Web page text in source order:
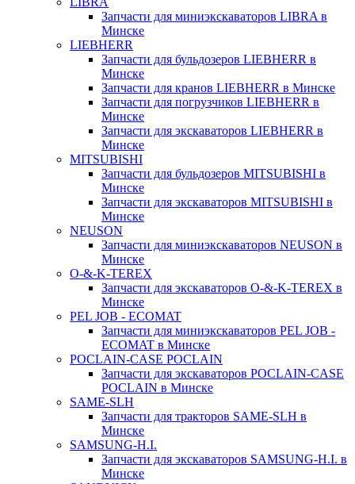
Запчасти для миниэкскаваторов LIBRA в
Минске
LIEBHERR
Запчасти для бульдозеров LIEBHERR в
Минске
Запчасти для кранов LIEBHERR в Минске
Запчасти для погрузчиков LIEBHERR в
Минске
Запчасти для экскаваторов LIEBHERR в
Минске
MITSUBISHI
Запчасти для бульдозеров MITSUBISHI в
Минске
Запчасти для экскаваторов MITSUBISHI в
Минске
NEUSON
Запчасти для миниэкскаваторов NEUSON в
Минске
O-&-K-TEREX
Запчасти для экскаваторов O-&-K-TEREX в
Минске
PEL JOB - ECOMAT
Запчасти для миниэкскаваторов PEL JOB -
ECOMAT в Минске
POCLAIN-CASE POCLAIN
Запчасти для экскаваторов POCLAIN-CASE
POCLAIN в Минске
SAME-SLH
Запчасти для тракторов SAME-SLH в
Минске
SAMSUNG-H.I.
Запчасти для экскаваторов SAMSUNG-H.I. в
Минске